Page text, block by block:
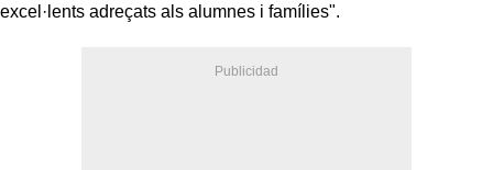
excel·lents adreçats als alumnes i famílies".